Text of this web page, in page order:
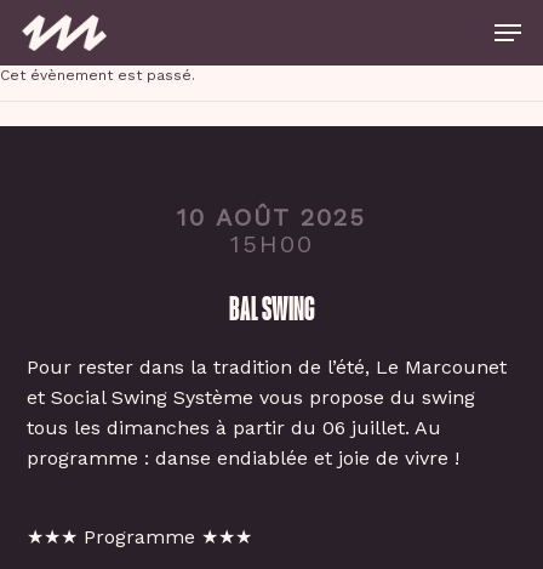
main
content
Cet évènement est passé.
10 AOÛT 2025
15H00
BAL SWING
Pour rester dans la tradition de l’été, Le Marcounet
et Social Swing Système vous propose du swing
tous les dimanches à partir du 06 juillet. Au
programme : danse endiablée et joie de vivre !
★★★ Programme ★★★
Close